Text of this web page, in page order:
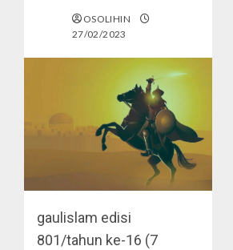
OSOLIHIN
27/02/2023
gaulislam edisi
801/tahun ke-16 (7